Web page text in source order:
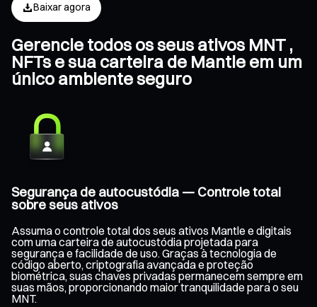
Baixar agora
Gerencie todos os seus ativos MNT ,
NFTs e sua carteira de Mantle em um
único ambiente seguro
Segurança de autocustódia — Controle total
sobre seus ativos
Assuma o controle total dos seus ativos Mantle e digitais
com uma carteira de autocustódia projetada para
segurança e facilidade de uso. Graças à tecnologia de
código aberto, criptografia avançada e proteção
biométrica, suas chaves privadas permanecem sempre em
suas mãos, proporcionando maior tranquilidade para o seu
MNT.